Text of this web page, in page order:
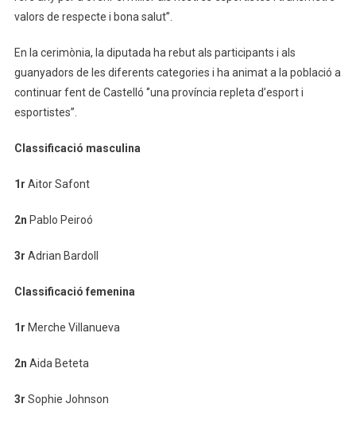
valors de respecte i bona salut’’.
En la cerimònia, la diputada ha rebut als participants i als
guanyadors de les diferents categories i ha animat a la població a
continuar fent de Castelló ‘’una província repleta d’esport i
esportistes’’.
Classificació masculina
1r Aitor Safont
2n Pablo Peiroó
3r Adrian Bardoll
Classificació femenina
1r Merche Villanueva
2n Aida Beteta
3r Sophie Johnson